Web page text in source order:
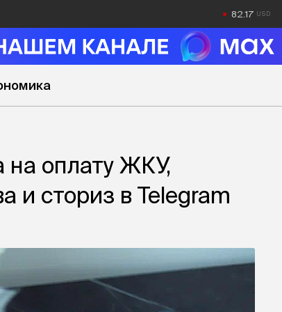
82.17
на оплату ЖКУ,
и сториз в Telegram